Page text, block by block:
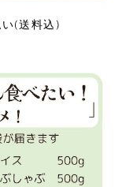
(送料込)